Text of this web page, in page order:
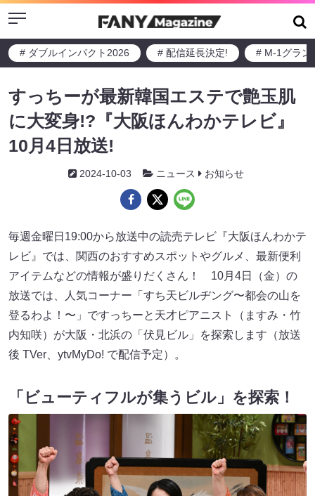
Menu
# ダブルインパクト2026 # 配信延長決定! # M-1グラン
すっちーが最新韓国エステで艶玉肌
に大変身!?『大阪ほんわかテレビ』
10月4日放送!
2024-10-03 ニュース お知らせ
毎週金曜日19:00から放送中の読売テレビ『大阪ほんわかテ
レビ』では、関西のおすすめスポットやグルメ、最新便利
アイテムなどの情報が盛りだくさん！ 10月4日（金）の
放送では、人気コーナー「すち天ビルヂング〜都会の山を
登るわよ！〜」ですっちーと天才ピアニスト（ますみ・竹
内知咲）が大阪・北浜の「伏見ビル」を探索します（放送
後 TVer、ytvMyDo! で配信予定）。
「ビューティフルが集うビル」を探索！